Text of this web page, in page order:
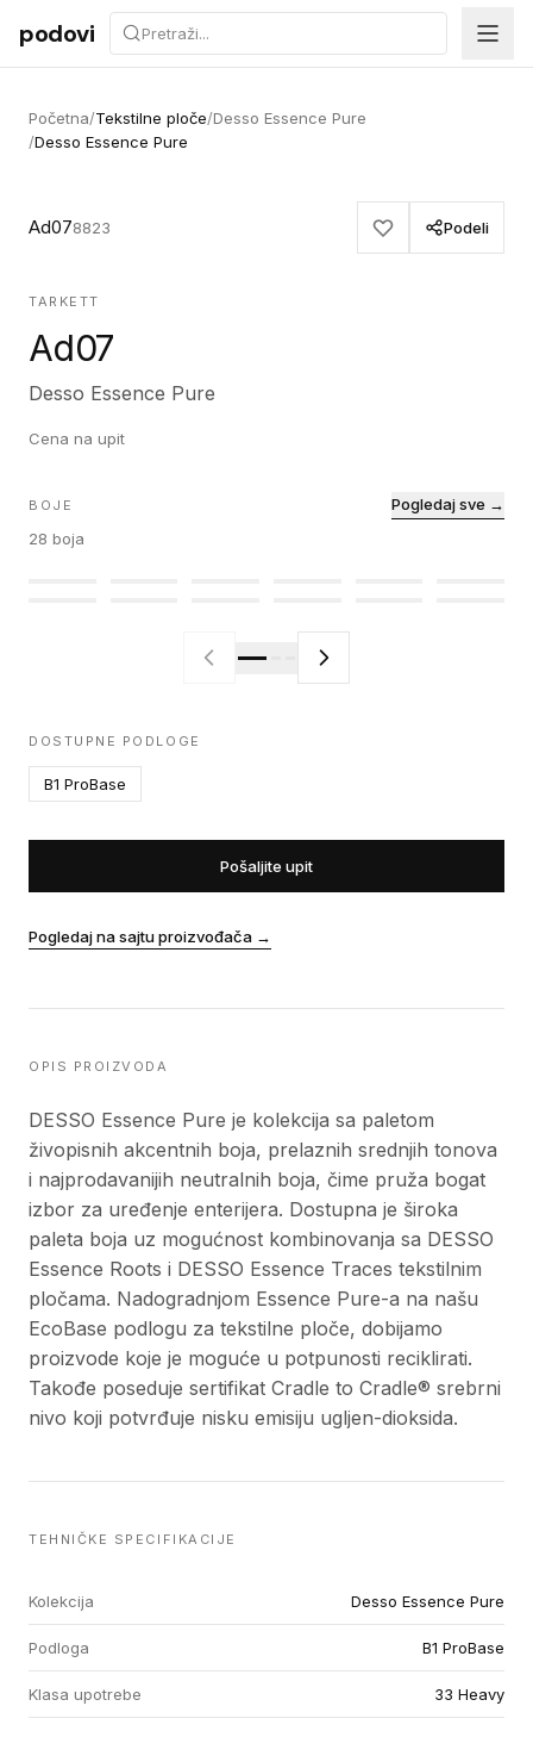
Preskoči na sadržaj
podovi
Početna/Tekstilne ploče/Desso Essence Pure
/Desso Essence Pure
Ad078823 Podeli
TARKETT
Ad07
Desso Essence Pure
Cena na upit
BOJE
28 boja
Pogledaj sve →
DOSTUPNE PODLOGE
B1 ProBase
Pošaljite upit
Pogledaj na sajtu proizvođača →
OPIS PROIZVODA
DESSO Essence Pure je kolekcija sa paletom
živopisnih akcentnih boja, prelaznih srednjih tonova
i najprodavanijih neutralnih boja, čime pruža bogat
izbor za uređenje enterijera. Dostupna je široka
paleta boja uz mogućnost kombinovanja sa DESSO
Essence Roots i DESSO Essence Traces tekstilnim
pločama. Nadogradnjom Essence Pure-a na našu
EcoBase podlogu za tekstilne ploče, dobijamo
proizvode koje je moguće u potpunosti reciklirati.
Takođe poseduje sertifikat Cradle to Cradle® srebrni
nivo koji potvrđuje nisku emisiju ugljen-dioksida.
TEHNIČKE SPECIFIKACIJE
Kolekcija Desso Essence Pure
Podloga B1 ProBase
Klasa upotrebe 33 Heavy